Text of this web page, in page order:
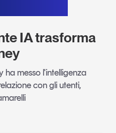
IA trasforma
ha messo l'intelligenza
con gli utenti,